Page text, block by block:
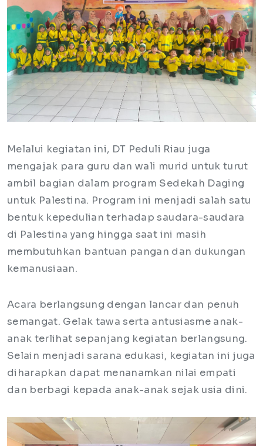
Melalui kegiatan ini, DT Peduli Riau juga
mengajak para guru dan wali murid untuk turut
ambil bagian dalam program Sedekah Daging
untuk Palestina. Program ini menjadi salah satu
bentuk kepedulian terhadap saudara-saudara
di Palestina yang hingga saat ini masih
membutuhkan bantuan pangan dan dukungan
kemanusiaan.
Acara berlangsung dengan lancar dan penuh
semangat. Gelak tawa serta antusiasme anak-
anak terlihat sepanjang kegiatan berlangsung.
Selain menjadi sarana edukasi, kegiatan ini juga
diharapkan dapat menanamkan nilai empati
dan berbagi kepada anak-anak sejak usia dini.